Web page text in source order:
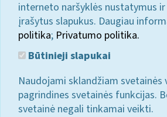
interneto naršyklės nustatymus
įrašytus slapukus. Daugiau
politika; Privatumo politika.
Būtinieji slapukai
Naudojami sklandžiam svetainės
pagrindines svetainės funkcijas.
svetainė negali tinkamai veikti.